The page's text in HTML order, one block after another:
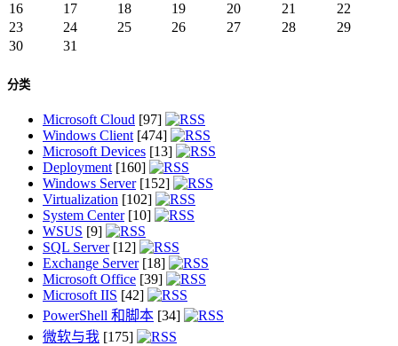
16
17 18 19 20 21
22
23
24 25 26 27 28
29
30
31
分类
Microsoft Cloud [97]
Windows Client[474]
Microsoft Devices [13]
Deployment[160]
Windows Server[152]
Virtualization [102]
System Center[10]
WSUS [9]
SQL Server[12]
Exchange Server[18]
Microsoft Office [39]
Microsoft IIS [42]
PowerShell 和脚本 [34]
微软与我 [175]